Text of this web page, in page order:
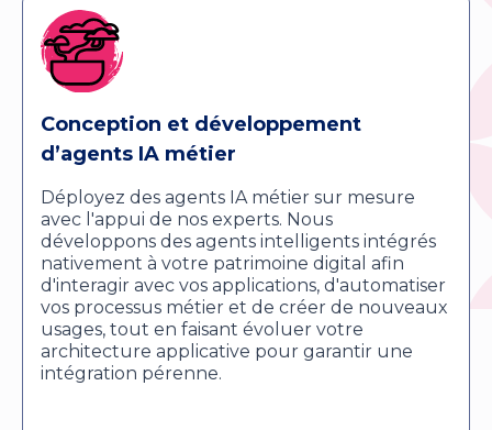
Conception et développement
d’agents IA métier
Déployez des agents IA métier sur mesure
avec l'appui de nos experts. Nous
développons des agents intelligents intégrés
nativement à votre patrimoine digital afin
d'interagir avec vos applications, d'automatiser
vos processus métier et de créer de nouveaux
usages, tout en faisant évoluer votre
architecture applicative pour garantir une
intégration pérenne.